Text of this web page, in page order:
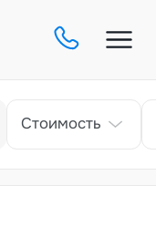
Стоимость